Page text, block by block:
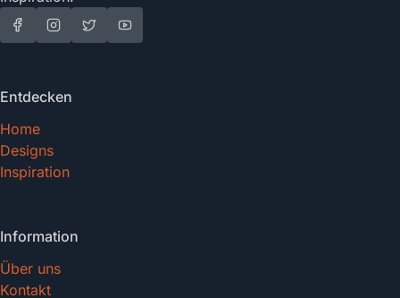
Entdecken
Home
Designs
Inspiration
Information
Über uns
Kontakt